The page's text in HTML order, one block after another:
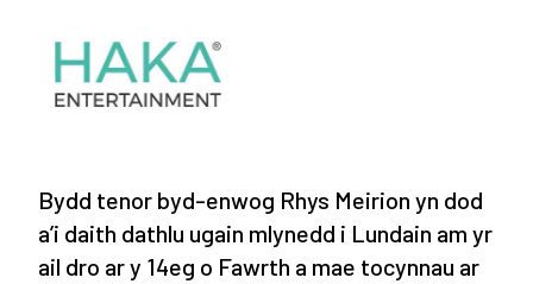
Bydd tenor byd-enwog Rhys Meirion yn dod
a’i daith dathlu ugain mlynedd i Lundain am yr
ail dro ar y 14eg o Fawrth a mae tocynnau ar